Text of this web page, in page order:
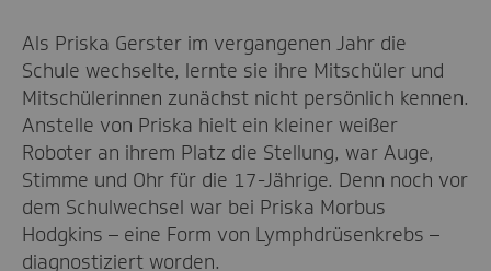
Als Priska Gerster im vergangenen Jahr die
Schule wechselte, lernte sie ihre Mitschüler und
Mitschülerinnen zunächst nicht persönlich kennen.
Anstelle von Priska hielt ein kleiner weißer
Roboter an ihrem Platz die Stellung, war Auge,
Stimme und Ohr für die 17-Jährige. Denn noch vor
dem Schulwechsel war bei Priska Morbus
Hodgkins – eine Form von Lymphdrüsenkrebs –
diagnostiziert worden.